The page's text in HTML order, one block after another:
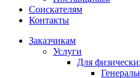
Соискателям
Контакты
Заказчикам
Услуги
Для